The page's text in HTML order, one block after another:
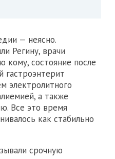
— неясно.
Регину, врачи
кому, состояние после
гастроэнтерит
электролитного
а также
Все это время
как стабильно
срочную